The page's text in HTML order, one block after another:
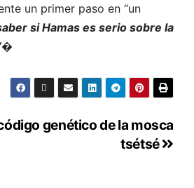
un primer paso en “un
si Hamas es serio sobre la
genético de la mosca
tsétsé